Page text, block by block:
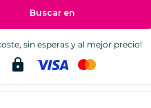
y autocares
Venta de bicicletas
PREGUNTAS
Buscar en
sin esperas y al mejor precio!
lock